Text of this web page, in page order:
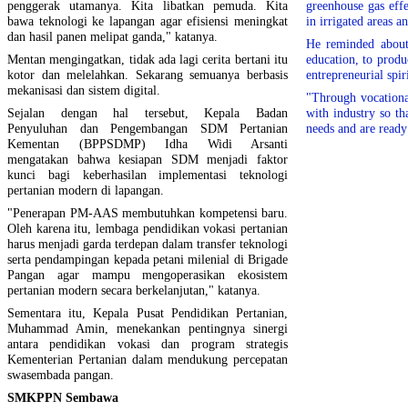
penggerak utamanya. Kita libatkan pemuda. Kita
bawa teknologi ke lapangan agar efisiensi meningkat
dan hasil panen melipat ganda," katanya.
Mentan mengingatkan, tidak ada lagi cerita bertani itu
kotor dan melelahkan. Sekarang semuanya berbasis
mekanisasi dan sistem digital.
Sejalan dengan hal tersebut, Kepala Badan
Penyuluhan dan Pengembangan SDM Pertanian
Kementan (BPPSDMP) Idha Widi Arsanti
mengatakan bahwa kesiapan SDM menjadi faktor
kunci bagi keberhasilan implementasi teknologi
pertanian modern di lapangan.
"Penerapan PM-AAS membutuhkan kompetensi baru.
Oleh karena itu, lembaga pendidikan vokasi pertanian
harus menjadi garda terdepan dalam transfer teknologi
serta pendampingan kepada petani milenial di Brigade
Pangan agar mampu mengoperasikan ekosistem
pertanian modern secara berkelanjutan," katanya.
Sementara itu, Kepala Pusat Pendidikan Pertanian,
Muhammad Amin, menekankan pentingnya sinergi
antara pendidikan vokasi dan program strategis
Kementerian Pertanian dalam mendukung percepatan
swasembada pangan.
SMKPPN Sembawa
greenhouse gas
in irrigated areas
He reminded
education, to
entrepreneurial
"Through
with industry so
needs and are